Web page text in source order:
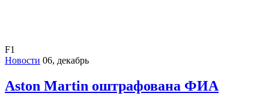
F1
Новости 06, декабрь
Aston Martin оштрафована ФИА